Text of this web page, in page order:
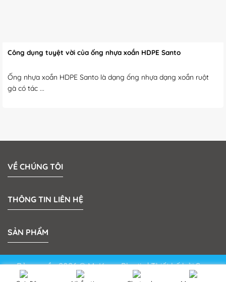
Công dụng tuyệt vời của ống nhựa xoắn HDPE Santo
Ống nhựa xoắn HDPE Santo là dạng ống nhựa dạng xoắn ruột
gà có tác ...
VỀ CHÚNG TÔI
THÔNG TIN LIÊN HỆ
SẢN PHẨM
Bản quyền 2026 © MeKong Plastic | Thiết kế bởiSun